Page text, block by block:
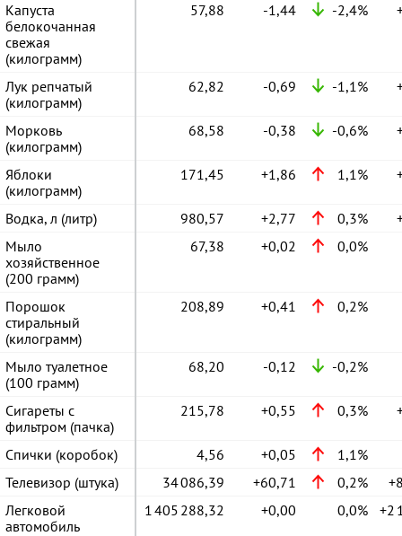
Капуста
белокочанная
свежая
(килограмм)
Лук репчатый
(килограмм)
Морковь
(килограмм)
Яблоки
(килограмм)
Водка, л (литр)
Мыло
хозяйственное
(200 грамм)
Порошок
стиральный
(килограмм)
Мыло туалетное
(100 грамм)
Сигареты с
фильтром (пачка)
Спички (коробок)
Телевизор (штука)
Легковой
автомобиль
57,88 -1,44 -2,4%
62,82 -0,69 -1,1%
68,58 -0,38 -0,6%
171,45 +1,86 1,1%
980,57 +2,77 0,3%
67,38
+0,02 0,0%
208,89 +0,41 0,2%
68,20 -0,12 -0,2%
215,78 +0,55 0,3%
4,56 +0,05
1,1%
34 086,39
+60,71 0,2%
1 405 288,32
+0,00 0,0%